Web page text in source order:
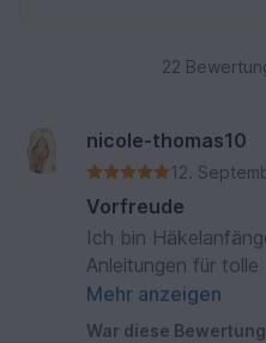
22
nicole-thomas10
12.
Vorfreude
Ich bin
Anleitungen für
meine Motivation
Mehr anzeigen
War diese